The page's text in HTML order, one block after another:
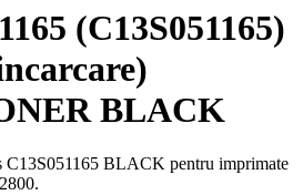
(C13S051165)
BLACK
C13S051165 BLACK pentru imprimate